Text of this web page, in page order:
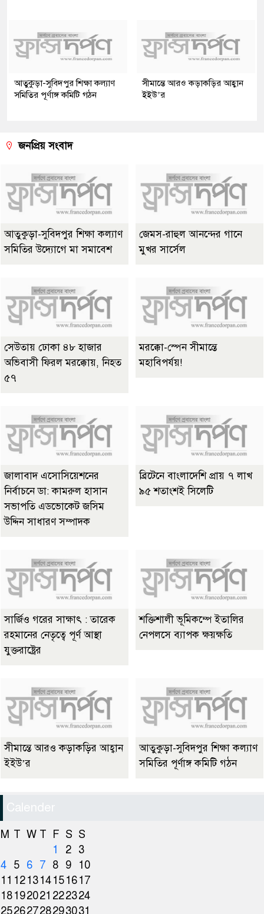
আতুকুড়া-সুবিদপুর শিক্ষা কল্যাণ
সমিতির পূর্ণাঙ্গ কমিটি গঠন
সীমান্তে আরও কড়াকড়ির আহ্বান
ইইউ’র
জনপ্রিয় সংবাদ
আতুকুড়া-সুবিদপুর শিক্ষা কল্যাণ
সমিতির উদ্যোগে মা সমাবেশ
জেমস-রাহুল আনন্দের গানে
মুখর সার্সেল
সেউতায় ঢোকা ৪৮ হাজার
অভিবাসী ফিরল মরক্কোয়, নিহত
৫৭
মরক্কো-স্পেন সীমান্তে
মহাবিপর্যয়!
জালাবাদ এসোসিয়েশনের
নির্বাচনে ডা: কামরুল হাসান
সভাপতি এডভোকেট জসিম
উদ্দিন সাধারণ সম্পাদক
ব্রিটেনে বাংলাদেশি প্রায় ৭ লাখ
৯৫ শতাংশই সিলেটি
সার্জিও গরের সাক্ষাৎ : তারেক
রহমানের নেতৃত্বে পূর্ণ আস্থা
যুক্তরাষ্ট্রের
শক্তিশালী ভূমিকম্পে ইতালির
নেপলসে ব্যাপক ক্ষয়ক্ষতি
সীমান্তে আরও কড়াকড়ির আহ্বান
ইইউ’র
আতুকুড়া-সুবিদপুর শিক্ষা কল্যাণ
সমিতির পূর্ণাঙ্গ কমিটি গঠন
Calender
M T W T F S S
1
2 3
4 5 6 7 8 9
10
11 121314151617
18192021 222324
25262728293031